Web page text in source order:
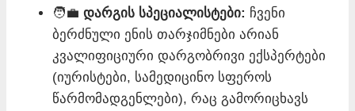
🧑‍💼 დარგის სპეციალისტები: ჩვენი
ბერძნული ენის თარჯიმნები არიან
კვალიფიციური დარგობრივი ექსპერტები
(იურისტები, სამედიცინო სფეროს
წარმომადგენლები), რაც გამორიცხავს